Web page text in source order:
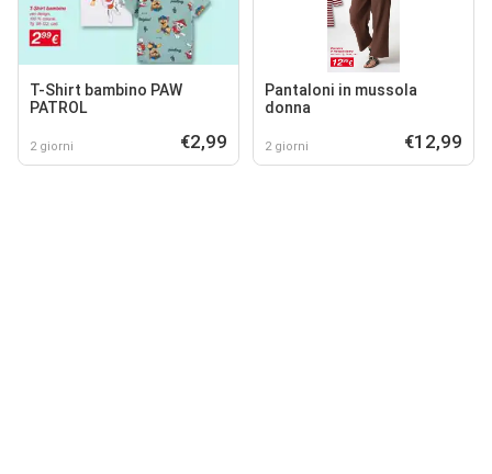
T-Shirt bambino PAW
PATROL
2 giorni €2,99
Pantaloni in mussola
donna
2 giorni €12,99